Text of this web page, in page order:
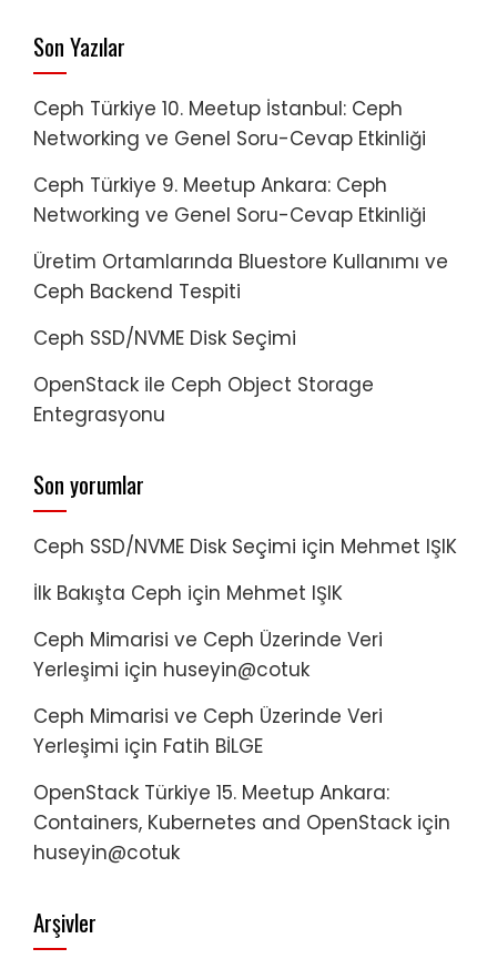
Son Yazılar
Ceph Türkiye 10. Meetup İstanbul: Ceph
Networking ve Genel Soru-Cevap Etkinliği
Ceph Türkiye 9. Meetup Ankara: Ceph
Networking ve Genel Soru-Cevap Etkinliği
Üretim Ortamlarında Bluestore Kullanımı ve
Ceph Backend Tespiti
Ceph SSD/NVME Disk Seçimi
OpenStack ile Ceph Object Storage
Entegrasyonu
Son yorumlar
Ceph SSD/NVME Disk Seçimi için Mehmet IŞIK
İlk Bakışta Ceph için Mehmet IŞIK
Ceph Mimarisi ve Ceph Üzerinde Veri
Yerleşimi için huseyin@cotuk
Ceph Mimarisi ve Ceph Üzerinde Veri
Yerleşimi için Fatih BİLGE
OpenStack Türkiye 15. Meetup Ankara:
Containers, Kubernetes and OpenStack için
huseyin@cotuk
Arşivler